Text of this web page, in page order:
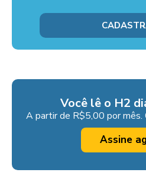
Você lê o H2
A partir de R$5,00 por mês.
Assine